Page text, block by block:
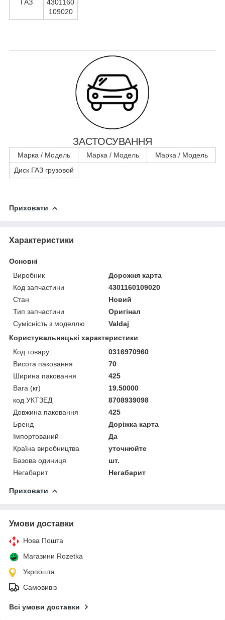
ГАЗ
4301160
109020
ЗАСТОСУВАННЯ
Марка / Модель Марка / Модель
Марка / Модель
Диск ГАЗ грузовой
Приховати
Характеристики
Основні
Виробник
Дорожня карта
Код запчастини
4301160109020
Стан
Новий
Тип запчастини
Оригінал
Сумісність з моделлю
Valdaj
Користувальницькі характеристики
Код товару
0316970960
Висота паковання
70
Ширина паковання
425
Вага (кг)
19.50000
код УКТЗЕД
8708939098
Довжина паковання
425
Бренд
Доріжка карта
Імпортований
Да
Країна виробництва
уточнюйте
Базова одиниця
шт.
Негабарит
Негабарит
Приховати
Умови доставки
Нова Пошта
Магазини Rozetka
Укрпошта
Самовивіз
Всі умови доставки